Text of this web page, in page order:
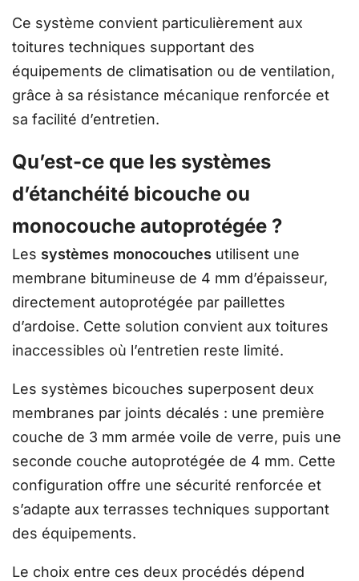
Ce système convient particulièrement aux
toitures techniques supportant des
équipements de climatisation ou de ventilation,
grâce à sa résistance mécanique renforcée et
sa facilité d’entretien.
Qu’est-ce que les systèmes
d’étanchéité bicouche ou
monocouche autoprotégée ?
Les systèmes monocouches utilisent une
membrane bitumineuse de 4 mm d’épaisseur,
directement autoprotégée par paillettes
d’ardoise. Cette solution convient aux toitures
inaccessibles où l’entretien reste limité.
Les systèmes bicouches superposent deux
membranes par joints décalés : une première
couche de 3 mm armée voile de verre, puis une
seconde couche autoprotégée de 4 mm. Cette
configuration offre une sécurité renforcée et
s’adapte aux terrasses techniques supportant
des équipements.
Le choix entre ces deux procédés dépend